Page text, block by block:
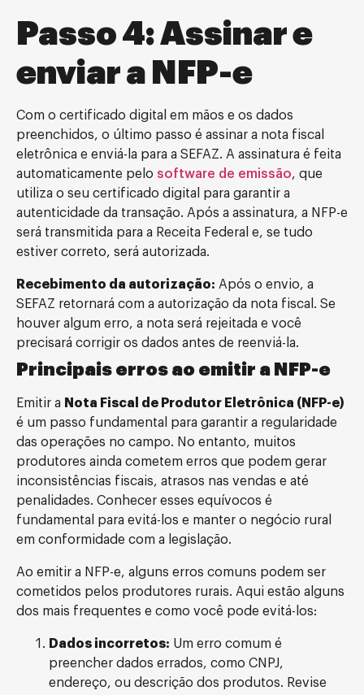
Passo 4: Assinar e
enviar a NFP-e
Com o certificado digital em mãos e os dados
preenchidos, o último passo é assinar a nota fiscal
eletrônica e enviá-la para a SEFAZ. A assinatura é feita
automaticamente pelo software de emissão, que
utiliza o seu certificado digital para garantir a
autenticidade da transação. Após a assinatura, a NFP-e
será transmitida para a Receita Federal e, se tudo
estiver correto, será autorizada.
Recebimento da autorização: Após o envio, a
SEFAZ retornará com a autorização da nota fiscal. Se
houver algum erro, a nota será rejeitada e você
precisará corrigir os dados antes de reenviá-la.
Principais erros ao emitir a NFP-e
Emitir a Nota Fiscal de Produtor Eletrônica (NFP-e)
é um passo fundamental para garantir a regularidade
das operações no campo. No entanto, muitos
produtores ainda cometem erros que podem gerar
inconsistências fiscais, atrasos nas vendas e até
penalidades. Conhecer esses equívocos é
fundamental para evitá-los e manter o negócio rural
em conformidade com a legislação.
Ao emitir a NFP-e, alguns erros comuns podem ser
cometidos pelos produtores rurais. Aqui estão alguns
dos mais frequentes e como você pode evitá-los:
Dados incorretos: Um erro comum é
preencher dados errados, como CNPJ,
endereço, ou descrição dos produtos. Revise